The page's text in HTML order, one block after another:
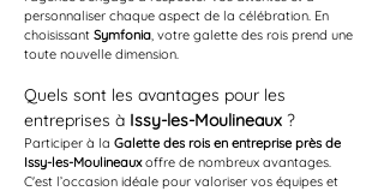
personnaliser chaque aspect de la célébration. En
choisissant Symfonia, votre galette des rois prend une
toute nouvelle dimension.
Quels sont les avantages pour les
entreprises à Issy-les-Moulineaux ?
Participer à la Galette des rois en entreprise près de
Issy-les-Moulineaux offre de nombreux avantages.
C'est l’occasion idéale pour valoriser vos équipes et